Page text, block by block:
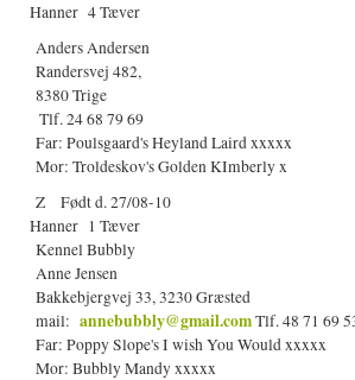
Hanner 4 Tæver
Anders Andersen
Randersvej 482,
8380 Trige
Tlf. 24 68 79 69
Far: Poulsgaard's Heyland Laird xxxxx
Mor: Troldeskov's Golden KImberly x
Z Født d. 27/08-10
Hanner 1 Tæver
Kennel Bubbly
Anne Jensen
Bakkebjergvej 33, 3230 Græsted
mail: annebubbly@gmail.comTlf. 48 71 69
Far: Poppy Slope's I wish You Would xxxxx
Mor: Bubbly Mandy xxxxx